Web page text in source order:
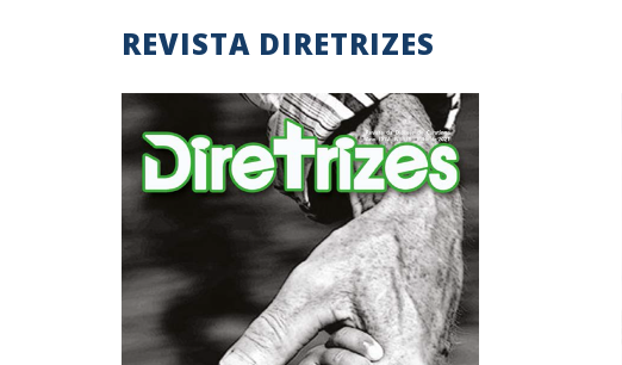
REVISTA DIRETRIZES